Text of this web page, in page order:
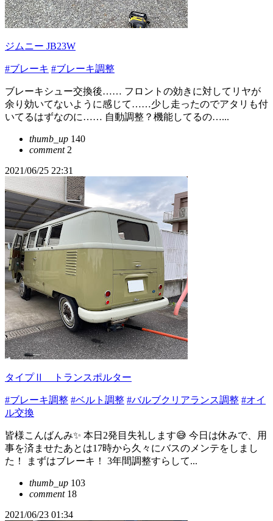
ジムニー JB23W
#ブレーキ #ブレーキ調整
ブレーキシュー交換後…… フロントの効きに対してリヤが
余り効いてないように感じて……少し走ったのでアタリも付
いてるはずなのに…… 自動調整？機能してるの…...
thumb_up 140
comment2
2021/06/25 22:31
タイプⅡ トランスポルター
#ブレーキ調整 #ベルト調整 #バルブクリアランス調整 #オイ
ル交換
皆様こんばんみ✨ 本日2発目失礼します😅 今日は休みで、用
事を済ませたあとは17時から久々にバスのメンテをしまし
た！ まずはブレーキ！ 3年間調整すらして...
thumb_up 103
comment18
2021/06/23 01:34